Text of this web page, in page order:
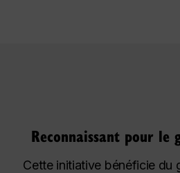
Reconnaissant pour le
Cette initiative bénéficie du